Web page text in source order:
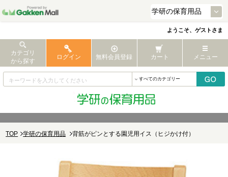
ようこそ、ゲストさま
カテゴリ
から探す
ログイン 無料会員登録 カート メニュー
TOP 学研の保育用品 背筋がピンとする園児用イス（ヒジかけ付）